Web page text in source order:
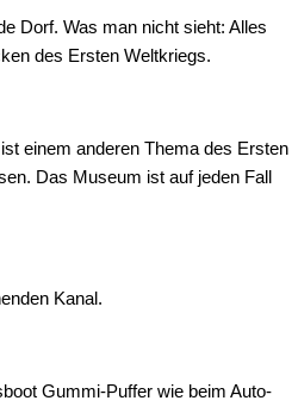
Dorf. Was man nicht sieht: Alles
des Ersten Weltkriegs.
einem anderen Thema des Ersten
Das Museum ist auf jeden Fall
Kanal.
Gummi-Puffer wie beim Auto-